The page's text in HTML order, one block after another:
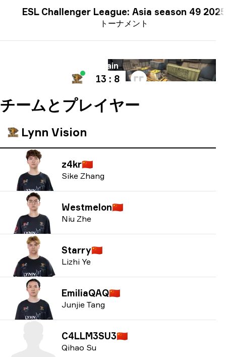
トーナメント
ESL Challenger League: Asia season 49 2025
Train
13 : 8
チームとプレイヤー
Lynn Vision
z4kr🇨🇳
Sike Zhang
Westmelon🇨🇳
Niu Zhe
Starry🇨🇳
Lizhi Ye
EmiliaQAQ🇨🇳
Junjie Tang
C4LLM3SU3🇨🇳
Qihao Su